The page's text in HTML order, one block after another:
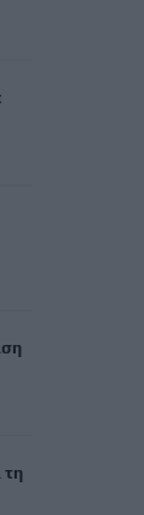
τη